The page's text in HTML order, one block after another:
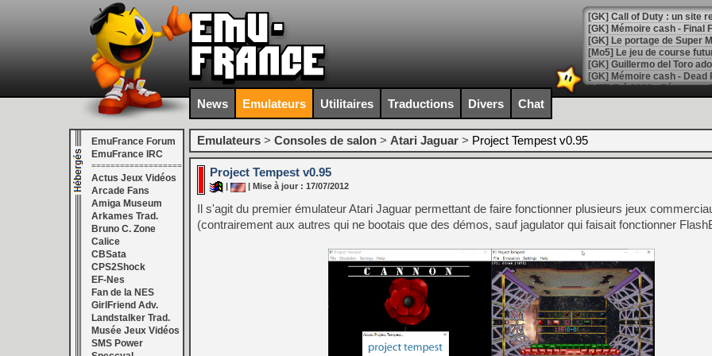
[GK] Le portage de Super
[Mo5] Le jeu de course
[GK] Guillermo del Toro
[LTF] Eté 2026 - Séquence
[GK] Mistfall Hunter :
[GK] Wo Long 2 évolue
[GK] Crossfire : un TPS à
[LS] [PS5] Premiers
[Mo5] DOOM arrive en
[GK] Bethesda fête les 30
[GK] Roblox : l'action en
[GK] Agenda - GeForce
[GK] Devolver Digital en a
[LS] [PS5] ps5-y2jb-
News Emulateurs Utilitaires Traductions Divers Chat
EmuFrance Forum
EmuFrance IRC
===================
Actus Jeux Vidéos
Arcade Fans
Amiga Museum
Arkames Trad.
Bruno C. Zone
Calice
CBSata
CPS2Shock
EF-Nes
Fan de la NES
GirlFriend Adv.
Landstalker Trad.
Musée Jeux Vidéos
SMS Power
Emulateurs > Consoles de salon > Atari Jaguar > Project Tempest v0.95
Project Tempest v0.95
| Mise à jour : 17/07/2012
Il s'agit du premier émulateur Atari Jaguar permettant de faire fonctionner plusieurs jeux
(contrairement aux autres qui ne bootais que des démos, sauf jagulator qui faisait fonctionner